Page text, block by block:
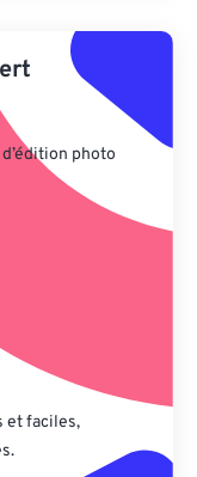
photo
et faciles,